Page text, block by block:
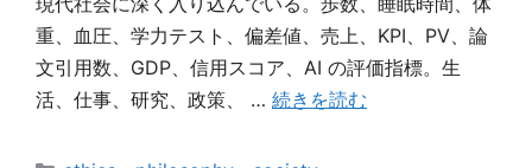
重、血圧、学力テスト、偏差値、売上、KPI、PV、論
文引用数、GDP、信用スコア、AI の評価指標。生
活、仕事、研究、政策、 … 続きを読む